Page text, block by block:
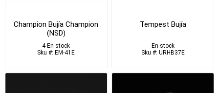
Champion Bujía Champion
(NSD)
4 En stock
Sku #: EM-41E
Tempest Bujía
En stock
Sku #: URHB37E